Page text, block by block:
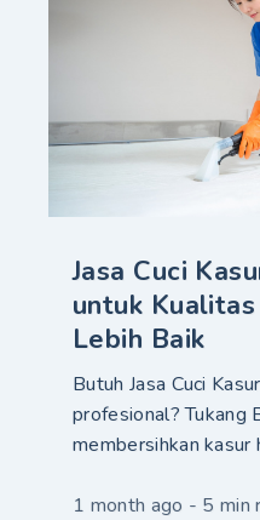
Jasa Cuci
untuk
Lebih Baik
Butuh Jasa Cuci
profesional? Tukang
membersihkan kasur
1 month ago - 5 min